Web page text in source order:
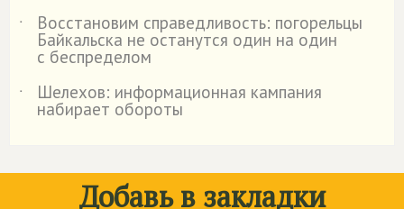
˙
Восстановим справедливость: погорельцы
Байкальска не останутся один на один
с беспределом
˙
Шелехов: информационная кампания
набирает обороты
Добавь в закладки